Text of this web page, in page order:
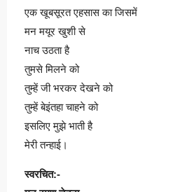
एक खूबसूरत एहसास का जिसमें
मन मयूर खुशी से
नाच उठता है
तुमसे मिलने को
तुम्हें जी भरकर देखने को
तुम्हें बेइंतहा चाहने को
इसलिए मुझे भाती है
मेरी तन्हाई।
स्वरचित:-